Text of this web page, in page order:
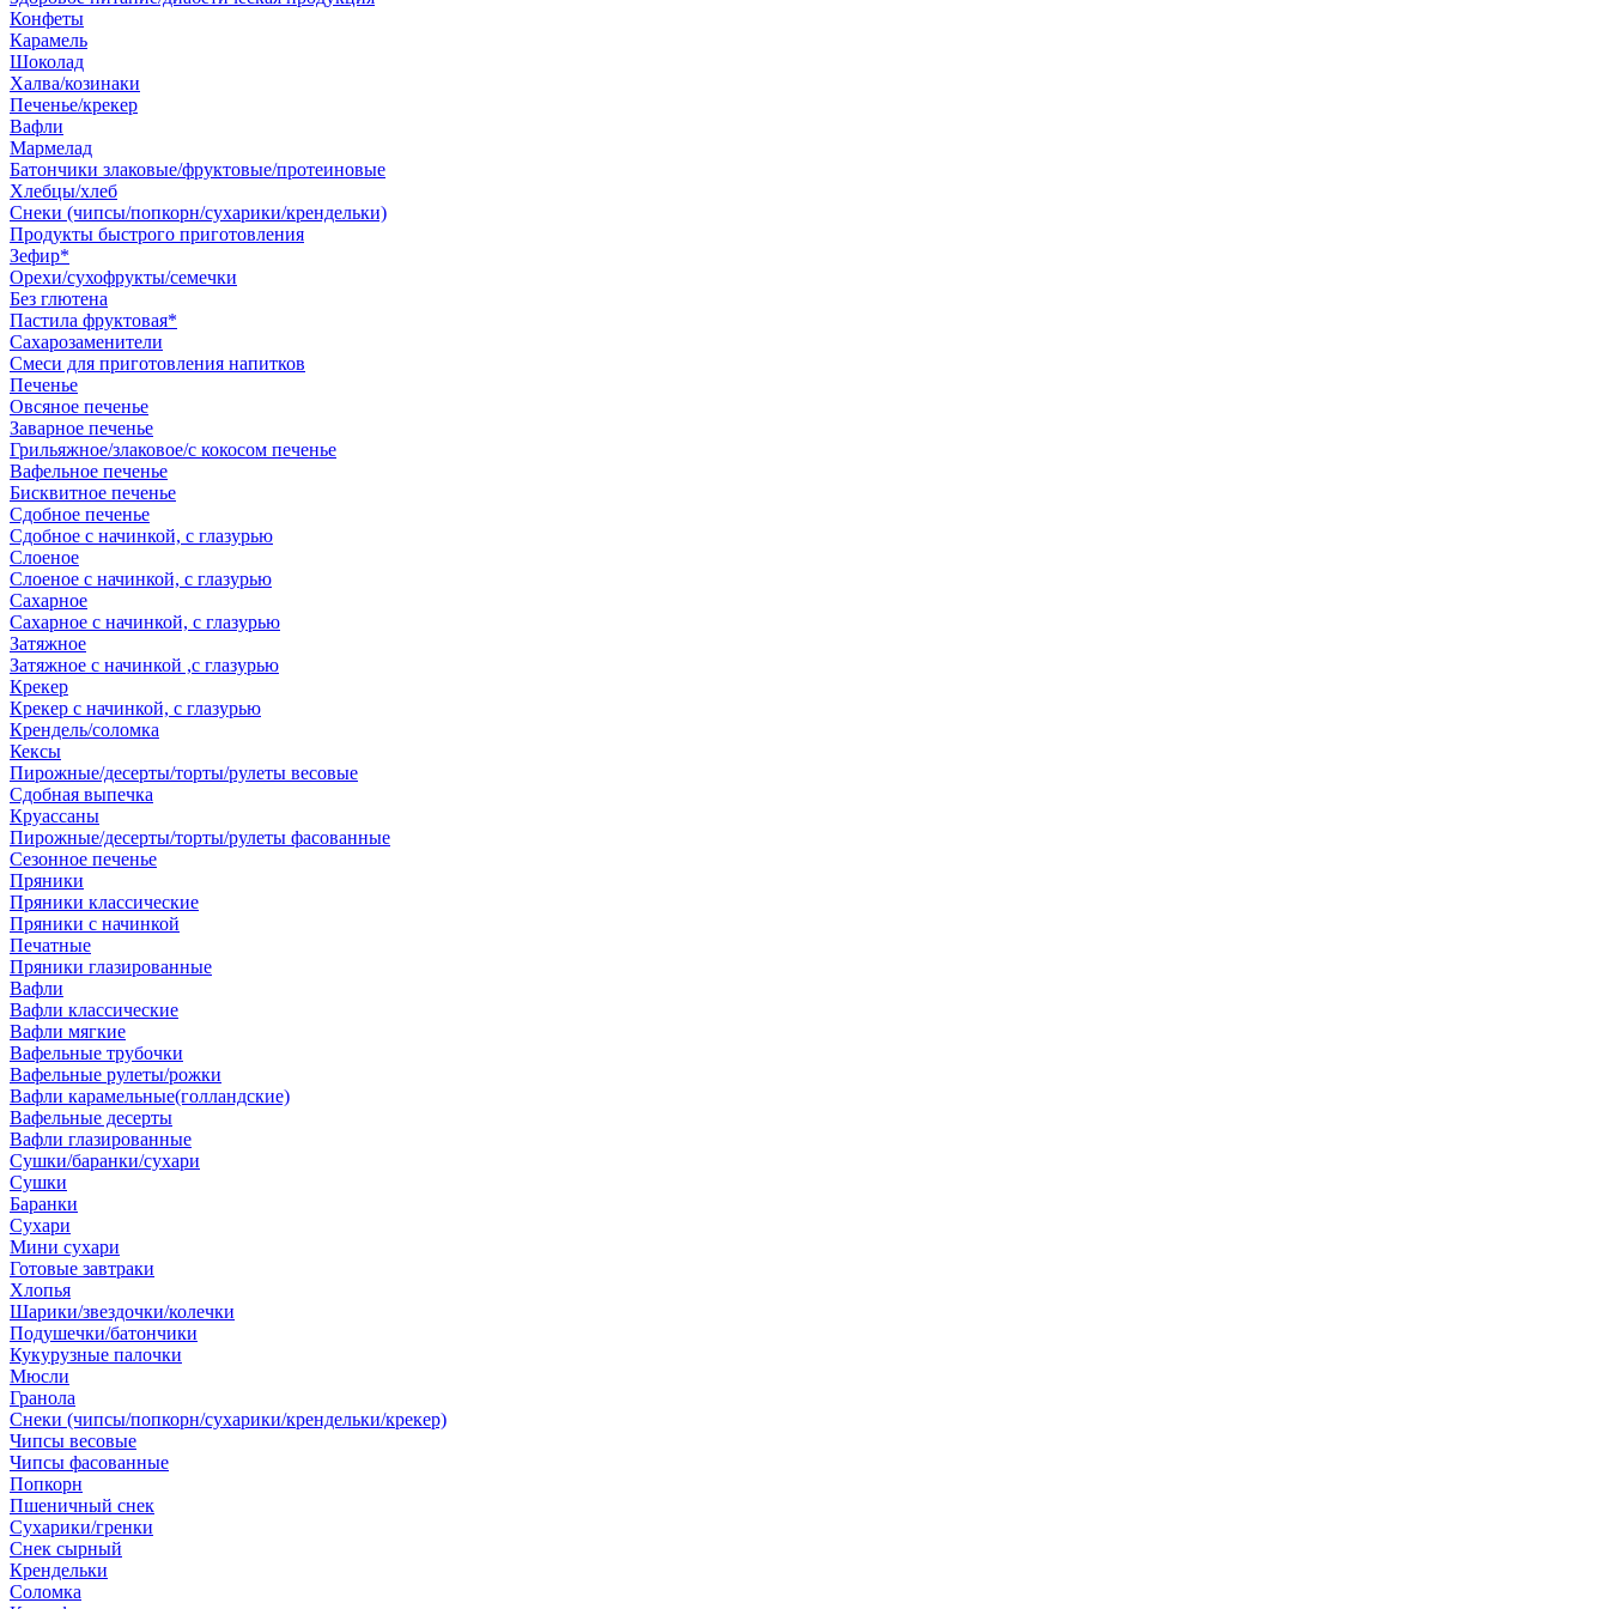
Конфеты
Карамель
Шоколад
Халва/козинаки
Печенье/крекер
Вафли
Мармелад
Батончики злаковые/фруктовые/протеиновые
Хлебцы/хлеб
Снеки (чипсы/попкорн/сухарики/крендельки)
Продукты быстрого приготовления
Зефир*
Орехи/сухофрукты/семечки
Без глютена
Пастила фруктовая*
Сахарозаменители
Смеси для приготовления напитков
Печенье
Овсяное печенье
Заварное печенье
Грильяжное/злаковое/с кокосом печенье
Вафельное печенье
Бисквитное печенье
Сдобное печенье
Сдобное с начинкой, с глазурью
Слоеное
Слоеное с начинкой, с глазурью
Сахарное
Сахарное с начинкой, с глазурью
Затяжное
Затяжное с начинкой ,с глазурью
Крекер
Крекер с начинкой, с глазурью
Крендель/соломка
Кексы
Пирожные/десерты/торты/рулеты весовые
Сдобная выпечка
Круассаны
Пирожные/десерты/торты/рулеты фасованные
Сезонное печенье
Пряники
Пряники классические
Пряники с начинкой
Печатные
Пряники глазированные
Вафли
Вафли классические
Вафли мягкие
Вафельные трубочки
Вафельные рулеты/рожки
Вафли карамельные(голландские)
Вафельные десерты
Вафли глазированные
Сушки/баранки/сухари
Сушки
Баранки
Сухари
Мини сухари
Готовые завтраки
Хлопья
Шарики/звездочки/колечки
Подушечки/батончики
Кукурузные палочки
Мюсли
Гранола
Снеки (чипсы/попкорн/сухарики/крендельки/крекер)
Чипсы весовые
Чипсы фасованные
Попкорн
Пшеничный снек
Сухарики/гренки
Снек сырный
Крендельки
Соломка